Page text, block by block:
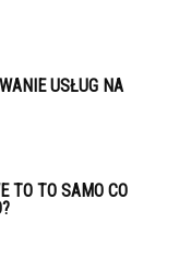
USŁUG NA
TO TO SAMO CO